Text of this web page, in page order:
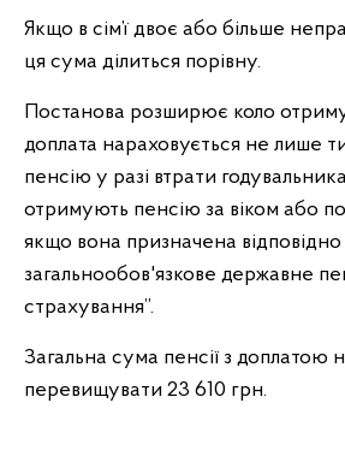
Якщо в сім’ї двоє або більше
ця сума ділиться порівну.
Постанова розширює коло
доплата нараховується не лише
пенсію у разі втрати
отримують пенсію за віком або по
якщо вона призначена
загальнообов'язкове державне
страхування”.
Загальна сума пенсії з доплатою
перевищувати 23 610 грн.